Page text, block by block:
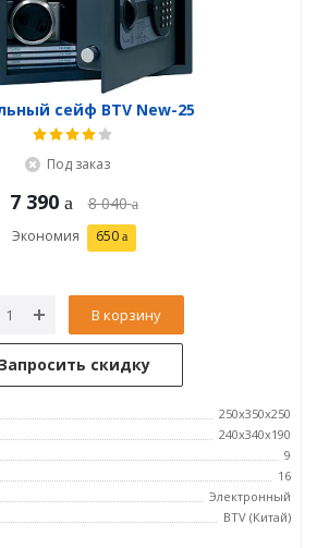
сейф BTV New-25
Под заказ
7 390 8 040
Экономия 650
В корзину
скидку
250x350x250
240x340x190
9
16
Электронный
BTV (Китай)